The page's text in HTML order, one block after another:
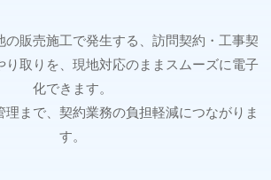
の販売施工で発生する、訪問契約・工事契
り取りを、現地対応のままスムーズに電子
化できます。
まで、契約業務の負担軽減につながりま
す。